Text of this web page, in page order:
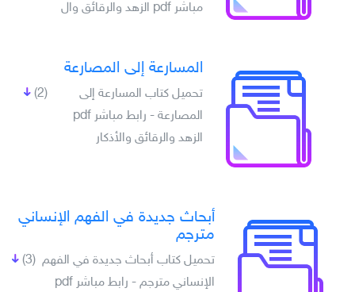
مباشر pdf الزهد والرقائق وال
المسارعة إلى المصارعة
(2)
تحميل كتاب المسارعة إلى
المصارعة - رابط مباشر pdf
الزهد والرقائق والأذكار
أبحاث جديدة في الفهم الإنساني
مترجم
(3) تحميل كتاب أبحاث جديدة في الفهم
الإنساني مترجم - رابط مباشر pdf